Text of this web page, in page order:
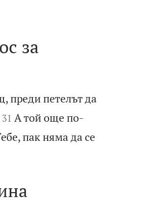
за
преди петелът да

31 А той още по-
пак няма да се